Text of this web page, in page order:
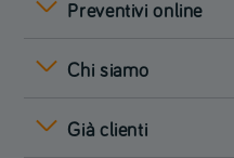
Preventivi online
Chi siamo
Già clienti